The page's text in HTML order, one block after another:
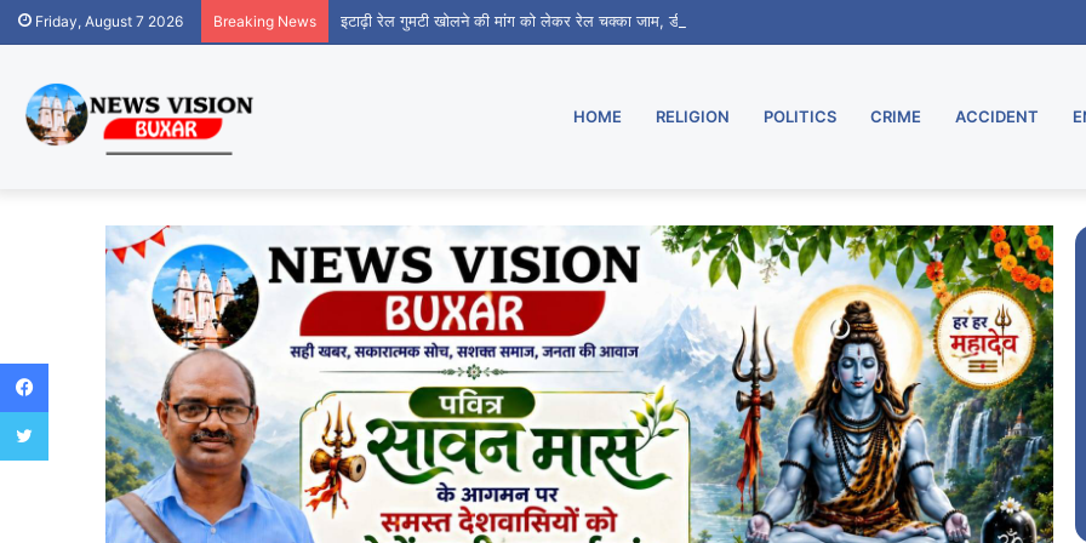
Friday, August 7 2026 Breaking News इटाढ़ी रेल गुमटी खोलने की मांग को लेकर रेल चक्का जाम, डीआरएम से वार्ता के बाद 7 दिन का मिला समय
HOME RELIGION POLITICS CRIME ACCIDENT
Facebook